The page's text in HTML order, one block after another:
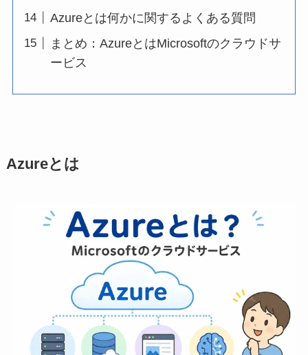
Azureとは何かに関するよくある質問
まとめ：AzureとはMicrosoftのクラウドサ
ービス
Azureとは